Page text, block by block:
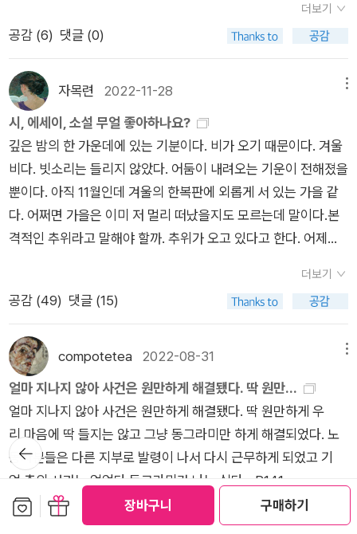
장바구니 구매하기
날 우리 집 옥상처럼 하얀 머리에 듬성듬성 초록색 염색을 할까.
그때도 공연을 할까. 그때도 꿈을 꿀까. 할머니처럼 용한 꿈을 꿀
까. 지금처럼 할머니 꿈을 꿀까. 살고 볼 일이다. (166~167쪽)나
의 할머니를 생각하고 할머니가 되지 못한 엄마를 그리워하고 나
는 어떤 할머니가 될 수 있을까 생각한다. 할머니가 될 수도 있고
안 될 수도 있다. 할머니가 되어 살아가는 사회가 책에서 만난 것
보다는 나은 사회였으면 좋겠다. 안전한 사회에서 적절한 도움을
받고 즐겁게 살아가는 할머니가 되면 좋겠다. 할머니가 된 친구와
함께 신나고 재미있게 살아가면 좋겠다.
을 잊지 않기 위해, 오늘도 나는 하루하루 나를 켜켜이 쌓아가고
있다.
쩐지 친숙한 주소며 지도가 나온다 싶더니만, 예전에 바깥양반과
함께 한 달에 한 번쯤은 날 잡아서 찾아가던 단골 식당 바로 옆 건
물이 공연장이라 한다. 원래는 오래 된 전통 시장 초입이라 이런
문화 시설 같은 것은 없었던 곳 같은데, 재개발이 진행되었다더니
만 지금은 또 분위기가 완전히 바뀌었는지도 모를 일이다. 사진을
보니 멀끔한 총각인데 묘하게 마음에 들어 직접 보러 가 볼까 생
각해 보았다.(생각해 보니'주토피아' 이후 처음 극장/공연장에 가
는 셈이다!) 그런데 공연 입장권은 현장 판매를 하지 않고 예매로
만 살 수 있다기에, 갑자기 여기서 턱 막혀 버리고 말았다. 심지어
관련 트윗이며 인스타도 가입자가 아니니까 더는 못 본다며 막혀
버리고 말았고.카톡이고 트윗이고 인스타고 간에 전혀 하지 않아
서 SNS 상에서는 유령이나 매한가지인 나귀님으로선 이런 경우
에 영 '답답함'을 느낀다. 특히 카톡은 아직 아이디도 안 만들었는
병원도 못 간다고 하니, 공연이고 나발이고 구경할 생각은 꿈도
꾸지 말고 그냥 집에만 앉아 있어야 하려나.곧이어 바깥양반이 들
어왔기에 그 이야기를 하며 신세 한탄을 했더니만, 자기가 대신
입장권을 예매해 줄까 묻기에 이미 김 새고 말았으니 내버려 두라
고 했다. 바깥양반은 신승은이라는 가수를 이미 알고 있던데, 주
변에 팬들이 많았는데도 나귀님만 몰랐던 모양이다. 심지어 총각
이 아니라 처자라기에 깜짝 놀랐다. 눈치 없는 나귀님은 안 가길
잘한 듯...[*] 심지어 책도 여러 권 낸 모양이다. 홍서범 이후 정말
오랜만에 보는 종합 예능인인가...
더보기
공감 (6) 댓글 (0)
자목련 2022-11-28
시, 에세이, 소설 무얼 좋아하나요?
깊은 밤의 한 가운데에 있는 기분이다. 비가 오기 때문이다. 겨울
비다. 빗소리는 들리지 않았다. 어둠이 내려오는 기운이 전해졌을
뿐이다. 아직 11월인데 겨울의 한복판에 외롭게 서 있는 가을 같
다. 어쩌면 가을은 이미 저 멀리 떠났을지도 모르는데 말이다.본
격적인 추위라고 말해야 할까. 추위가 오고 있다고 한다. 어제는
그저 겨울이니까 하고 생각할 뿐이다. 올해가 가기 전에 해야 할
일들이 떠오르고 미루고 미룬 내가 싫은 뿐이다. 치과 예약을 했
다. 원했던 날짜에는 예약을 잡을 수 없었고 그보다 2주 뒤에 예
약을 잡았다. 연말에 나처럼 미뤄든 일정 가운데 치과 방문이 있
는 이들이 많은가 보다 싶었다.미뤄둔 일에는 항상 책 읽기 목록
이 있다. 정리하고 기록하는 일도 그렇다. 읽은 책에 대한 리뷰,
정리한 책에 대한 기록. 기록이 중요하다는 걸 알기에 바지런한
움직임이 요구된다. 제목처럼 궁금해진다. 당신은 시, 에세이, 소
설 가운데 무얼 좋아하나요? 어떤 책을 먼저 읽을 것 같나요? 나
라면 이 책을 먼저 읽겠다, 이런 답글은 어떨까요?정현종의 시집
『어디선가 눈물은 발원하며』는 출간 소식을 뒤늦게 접했다. 정현
더보기
공감 (49) 댓글 (15)
compotetea 2022-08-31
얼마 지나지 않아 사건은 원만하게 해결됐다. 딱 원만...
얼마 지나지 않아 사건은 원만하게 해결됐다. 딱 원만하게 우
리 마음에 딱 들지는 않고 그냥 동그라미만 하게 해결되었다. 노
동자분들은 다른 지부로 발령이 나서 다시 근무하게 되었고 기
업 측의 사과는 없었다.동그라미가 나는 싫다.- P141
더보기
뒤로가
기